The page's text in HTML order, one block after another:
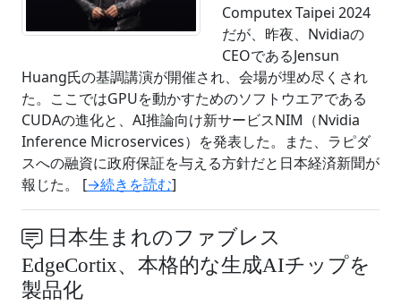
Computex Taipei 2024
だが、昨夜、Nvidiaの
CEOであるJensun
Huang氏の基調講演が開催され、会場が埋め尽くされ
た。ここではGPUを動かすためのソフトウエアである
CUDAの進化と、AI推論向け新サービスNIM（Nvidia
Inference Microservices）を発表した。また、ラピダ
スへの融資に政府保証を与える方針だと日本経済新聞が
報じた。 [→続きを読む]
日本生まれのファブレス
EdgeCortix、本格的な生成AIチップを
製品化